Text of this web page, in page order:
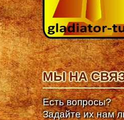
МЫ НА
Есть вопросы?
Задайте их нам